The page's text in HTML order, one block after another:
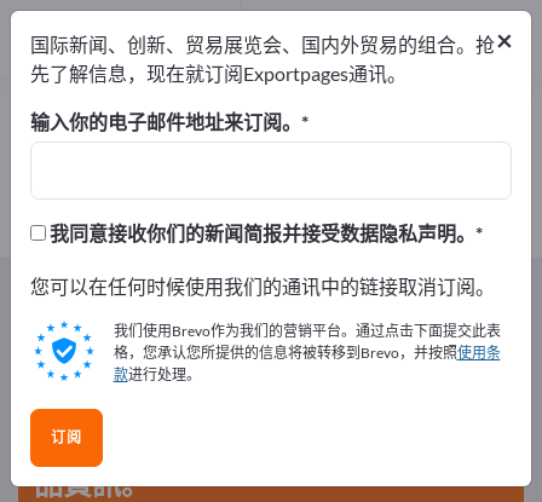
畜牧垫 – 查找制造商和供应商
2 2
出口商2
制造商2
Exportpages 农林业 厩舍设施 畜牧垫
在Exportpages免費刊登廣告！
在Exportpages上發布您的公司與產
品資訊。
×
国际新闻、创新、贸易展览会、国内外贸易的组合。抢
先了解信息，现在就订阅Exportpages通讯。
输入你的电子邮件地址来订阅。
我同意接收你们的新闻简报并接受数据隐私声明。
您可以在任何时候使用我们的通讯中的链接取消订阅。
我们使用Brevo作为我们的营销平台。通过点击下面提交此表
格，您承认您所提供的信息将被转移到Brevo，并按照使用条
款进行处理。
订阅